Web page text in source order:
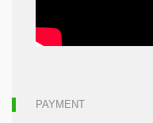
PAYMENT